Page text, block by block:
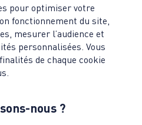
pour optimiser votre
fonctionnement du site,
mesurer l’audience et
personnalisées. Vous
de chaque cookie
nous ?